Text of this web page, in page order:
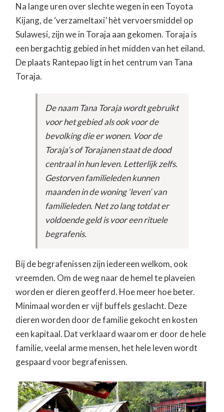
Na lange uren over slechte wegen in een Toyota
Kijang, de ‘verzameltaxi’ hèt vervoersmiddel op
Sulawesi, zijn we in Toraja aan gekomen. Toraja is
een bergachtig gebied in het midden van het eiland.
De plaats Rantepao ligt in het centrum van Tana
Toraja.
De naam Tana Toraja wordt gebruikt
voor het gebied als ook voor de
bevolking die er wonen. Voor de
Toraja’s of Torajanen staat de dood
centraal in hun leven. Letterlijk zelfs.
Gestorven familieleden kunnen
maanden in de woning ‘leven’ van
familieleden. Net zo lang totdat er
voldoende geld is voor een rituele
begrafenis.
Bij de begrafenissen zijn iedereen welkom, ook
vreemden. Om de weg naar de hemel te plaveien
worden er dieren geofferd. Hoe meer hoe beter.
Minimaal worden er vijf buffels geslacht. Deze
dieren worden door de familie gekocht en kosten
een kapitaal. Dat verklaard waarom er door de hele
familie, veelal arme mensen, het hele leven wordt
gespaard voor begrafenissen.